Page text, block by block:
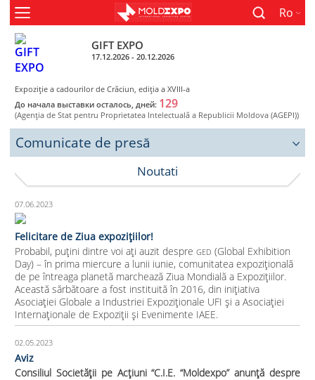
Ro
GIFT EXPO
17.12.2026 - 20.12.2026
Expoziție a cadourilor de Crăciun, ediţia a XVIII-a
До начала выставки осталось, дней: 129
(Agenţia de Stat pentru Proprietatea Intelectuală a Republicii Moldova (AGEPI))
Comunicate de presă
Noutati
07.06.2023
Felicitare de Ziua expozițiilor!
Probabil, puțini dintre voi ați auzit despre GED (Global Exhibition
Day) – în prima miercure a lunii iunie, comunitatea expozițională
de pe întreaga planetă marchează Ziua Mondială a Expozițiilor.
Această sărbătoare a fost instituită în 2016, din inițiativa
Asociației Globale a Industriei Expoziționale UFI și a Asociației
Internaționale de Expoziții și Evenimente IAEE.
02.05.2023
Aviz
Consiliul Societăţii pe Acţiuni “C.I.E. “Moldexpo” anunţă despre